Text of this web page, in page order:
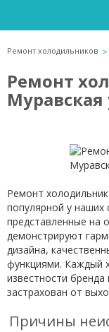
Ремонт холодильников
Ремонт
Ремонт
популярной у наших
представленные на
демонстрируют
дизайна,
функциями. Каждый
известности
застрахован от
Причины